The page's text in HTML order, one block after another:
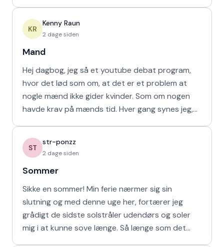
KR
Kenny Raun
2 dage siden
Mand
Hej dagbog, jeg så et youtube debat program,
hvor det lød som om, at det er et problem at
nogle mænd ikke gider kvinder. Som om nogen
havde krav på mænds tid. Hver gang synes jeg,
ST
str-ponzz
2 dage siden
Sommer
Sikke en sommer! Min ferie nærmer sig sin
slutning og med denne uge her, fortærer jeg
grådigt de sidste solstråler udendørs og soler
mig i at kunne sove længe. Så længe som det